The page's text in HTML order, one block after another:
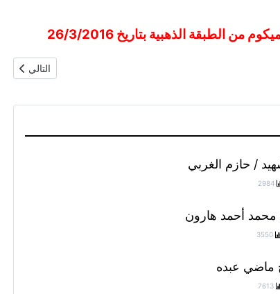
الذهبية بتاريخ 26/3/2016
المقال
التالي
/ حازم الغربي
2984
أحمد هارون
3550
ماضي عبده
7613